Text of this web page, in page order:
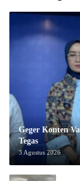
Geger Konten
Tegas
3 Agustus 2026